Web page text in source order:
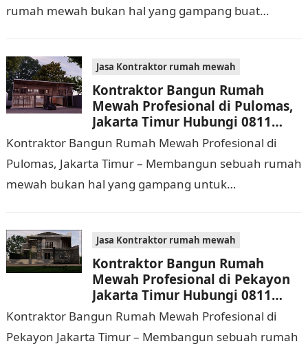
rumah mewah bukan hal yang gampang buat
Jasa Kontraktor rumah mewah
Kontraktor Bangun Rumah
Mewah Profesional di Pulomas,
Jakarta Timur Hubungi 0811
9933 588
Kontraktor Bangun Rumah Mewah Profesional di
Pulomas, Jakarta Timur – Membangun sebuah rumah
mewah bukan hal yang gampang untuk
Jasa Kontraktor rumah mewah
Kontraktor Bangun Rumah
Mewah Profesional di Pekayon
Jakarta Timur Hubungi 0811
9933 588
Kontraktor Bangun Rumah Mewah Profesional di
Pekayon Jakarta Timur – Membangun sebuah rumah